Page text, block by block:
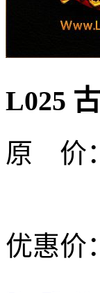
L025
原 价：
优惠价